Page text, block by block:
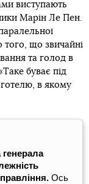
виступають
Марін Ле Пен.
того, що звичайні
та голод в
буває під
готелю, в якому
генерала
Ось